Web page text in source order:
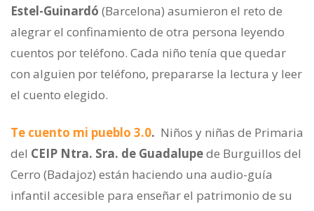
Estel-Guinardó (Barcelona) asumieron el reto de
alegrar el confinamiento de otra persona leyendo
cuentos por teléfono. Cada niño tenía que quedar
con alguien por teléfono, prepararse la lectura y leer
el cuento elegido.
Te cuento mi pueblo 3.0. Niños y niñas de Primaria
del CEIP Ntra. Sra. de Guadalupede Burguillos del
Cerro (Badajoz) están haciendo una audio-guía
infantil accesible para enseñar el patrimonio de su